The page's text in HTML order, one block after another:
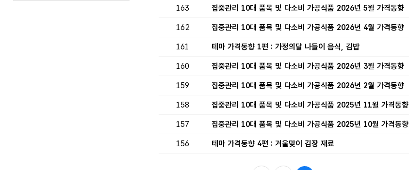
163 집중관리 10대 품목 및 다소비 가공식품 2026년 5월 가격동향
162 집중관리 10대 품목 및 다소비 가공식품 2026년 4월 가격동향
161 테마 가격동향 1편 : 가정의달 나들이 음식, 김밥
160 집중관리 10대 품목 및 다소비 가공식품 2026년 3월 가격동향
159 집중관리 10대 품목 및 다소비 가공식품 2026년 2월 가격동향
158 집중관리 10대 품목 및 다소비 가공식품 2025년 11월 가격동향
157 집중관리 10대 품목 및 다소비 가공식품 2025년 10월 가격동향
156 테마 가격동향 4편 : 겨울맞이 김장 재료